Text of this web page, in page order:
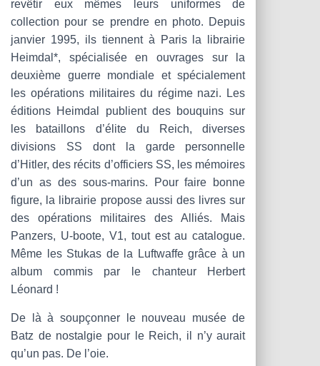
revêtir eux mêmes leurs uniformes de
collection pour se prendre en photo. Depuis
janvier 1995, ils tiennent à Paris la librairie
Heimdal*, spécialisée en ouvrages sur la
deuxième guerre mondiale et spécialement
les opérations militaires du régime nazi. Les
éditions Heimdal publient des bouquins sur
les bataillons d’élite du Reich, diverses
divisions SS dont la garde personnelle
d’Hitler, des récits d’officiers SS, les mémoires
d’un as des sous-marins. Pour faire bonne
figure, la librairie propose aussi des livres sur
des opérations militaires des Alliés. Mais
Panzers, U‑boote, V1, tout est au catalogue.
Même les Stukas de la Luftwaffe grâce à un
album commis par le chanteur Herbert
Léonard !
De là à soupçonner le nouveau musée de
Batz de nostalgie pour le Reich, il n’y aurait
qu’un pas. De l’oie.